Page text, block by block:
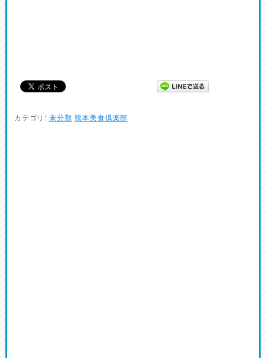
カテゴリ: 未分類 熊本美食倶楽部